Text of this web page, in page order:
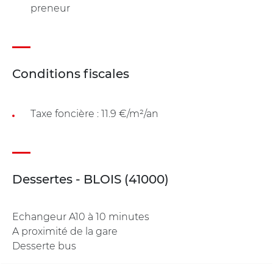
preneur
Conditions fiscales
Taxe foncière : 11.9 €/m²/an
Dessertes - BLOIS (41000)
Echangeur A10 à 10 minutes
A proximité de la gare
Desserte bus